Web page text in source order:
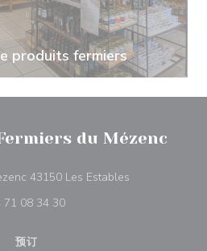
produits fermiers
du Mézenc
43150 Les Estables
71 08 34 30
预订